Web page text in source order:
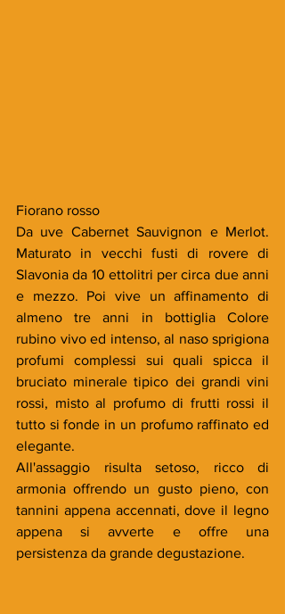
Fiorano rosso
Da uve Cabernet Sauvignon e Merlot.
Maturato in vecchi fusti di rovere di
Slavonia da 10 ettolitri per circa due anni
e mezzo. Poi vive un affinamento di
almeno tre anni in bottiglia Colore
rubino vivo ed intenso, al naso sprigiona
profumi complessi sui quali spicca il
bruciato minerale tipico dei grandi vini
rossi, misto al profumo di frutti rossi il
tutto si fonde in un profumo raffinato ed
elegante.
All'assaggio risulta setoso, ricco di
armonia offrendo un gusto pieno, con
tannini appena accennati, dove il legno
appena si avverte e offre una
persistenza da grande degustazione.